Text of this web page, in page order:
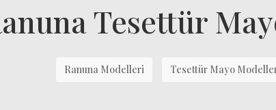
Tesettür
Ranuna Modelleri Tesettür Mayo